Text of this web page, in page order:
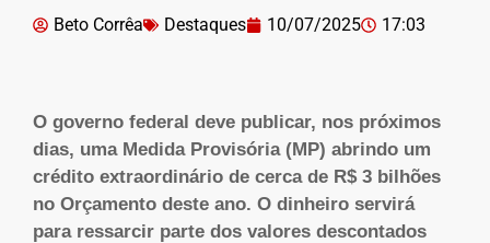
Beto Corrêa Destaques 10/07/2025 17:03
O governo federal deve publicar, nos próximos
dias, uma Medida Provisória (MP) abrindo um
crédito extraordinário de cerca de R$ 3 bilhões
no Orçamento deste ano. O dinheiro servirá
para ressarcir parte dos valores descontados